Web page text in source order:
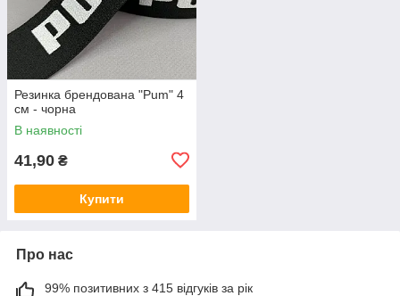
Резинка брендована "Pum" 4
см - чорна
В наявності
41,90 ₴
Купити
Про нас
99% позитивних з 415 відгуків за рік